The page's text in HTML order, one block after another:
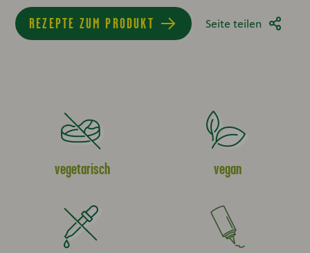
REZEPTE ZUM PRODUKT Seite teilen
vegetarisch vegan